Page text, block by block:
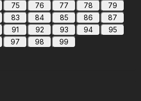
75 76 77 78
79
83 84 85 86
87
91 92 93 94
95
97 98 99